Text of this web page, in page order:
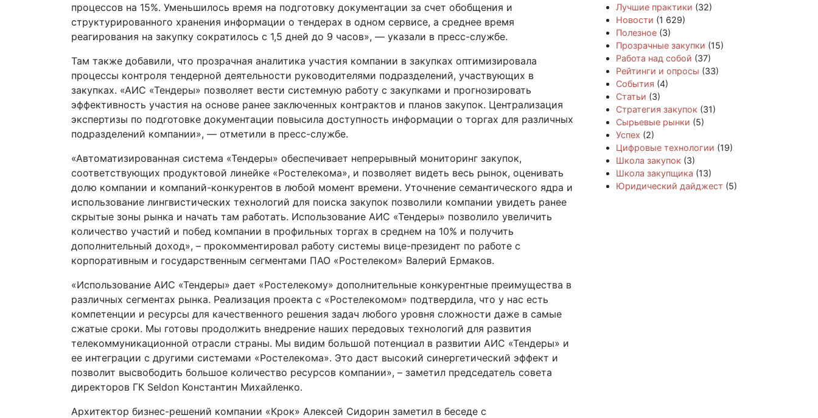
процессов на 15%. Уменьшилось время на подготовку документации за счет обобщения и
структурированного хранения информации о тендерах в одном сервисе, а среднее время
реагирования на закупку сократилось с 1,5 дней до 9 часов», — указали в пресс-службе.
Там также добавили, что прозрачная аналитика участия компании в закупках оптимизировала
процессы контроля тендерной деятельности руководителями подразделений, участвующих в
закупках. «АИС «Тендеры» позволяет вести системную работу с закупками и прогнозировать
эффективность участия на основе ранее заключенных контрактов и планов закупок. Централизация
экспертизы по подготовке документации повысила доступность информации о торгах для различных
подразделений компании», — отметили в пресс-службе.
«Автоматизированная система «Тендеры» обеспечивает непрерывный мониторинг закупок,
соответствующих продуктовой линейке «Ростелекома», и позволяет видеть весь рынок, оценивать
долю компании и компаний-конкурентов в любой момент времени. Уточнение семантического ядра и
использование лингвистических технологий для поиска закупок позволили компании увидеть ранее
скрытые зоны рынка и начать там работать. Использование АИС «Тендеры» позволило увеличить
количество участий и побед компании в профильных торгах в среднем на 10% и получить
дополнительный доход», – прокомментировал работу системы вице-президент по работе с
корпоративным и государственным сегментами ПАО «Ростелеком» Валерий Ермаков.
«Использование АИС «Тендеры» дает «Ростелекому» дополнительные конкурентные преимущества в
различных сегментах рынка. Реализация проекта с «Ростелекомом» подтвердила, что у нас есть
компетенции и ресурсы для качественного решения задач любого уровня сложности даже в самые
сжатые сроки. Мы готовы продолжить внедрение наших передовых технологий для развития
телекоммуникационной отрасли страны. Мы видим большой потенциал в развитии АИС «Тендеры» и
ее интеграции с другими системами «Ростелекома». Это даст высокий синергетический эффект и
позволит высвободить большое количество ресурсов компании», – заметил председатель совета
директоров ГК Seldon Константин Михайленко.
Архитектор бизнес-решений компании «Крок» Алексей Сидорин заметил в беседе с
Лучшие практики (32)
Новости (1 629)
Полезное (3)
Прозрачные закупки (15)
Работа над собой (37)
Рейтинги и опросы (33)
События (4)
Статьи (3)
Стратегия закупок (31)
Сырьевые рынки (5)
Успех (2)
Цифровые технологии (19)
Школа закупок (3)
Школа закупщика (13)
Юридический дайджест (5)